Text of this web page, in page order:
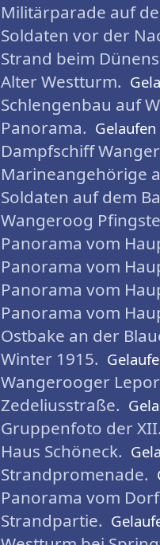
Militärparade auf
Soldaten vor der
Strand beim
Alter Westturm.
Schlengenbau auf
Panorama.
Dampfschiff
Marineangehörige
Soldaten auf dem
Wangeroog
Panorama vom
Panorama vom
Panorama vom
Panorama vom
Ostbake an der
Winter 1915.
Wangerooger
Zedeliusstraße.
Gruppenfoto der
Haus Schöneck.
Strandpromenade.
Panorama vom
Strandpartie.